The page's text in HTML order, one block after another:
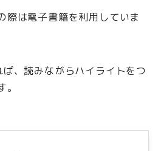
際は電子書籍を利用していま
、読みながらハイライトをつ